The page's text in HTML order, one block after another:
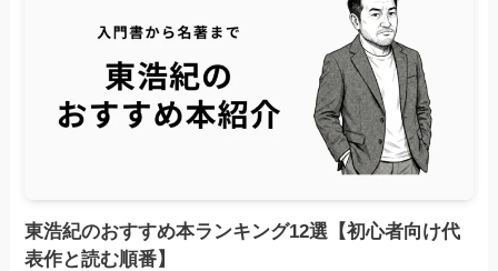
東浩紀のおすすめ本ランキング12選【初心者向け代
表作と読む順番】